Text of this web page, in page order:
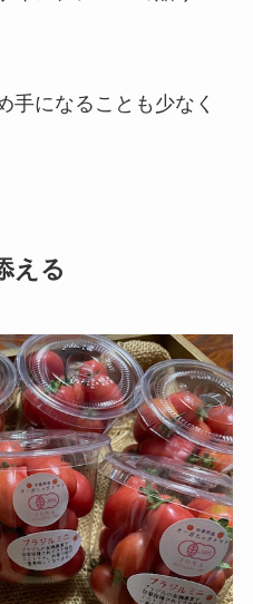
手になることも少なく
える